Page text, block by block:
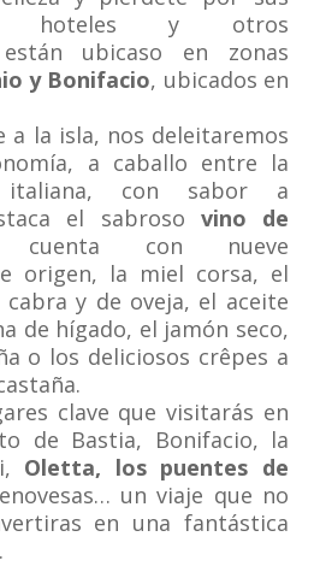
hoteles y otros
están ubicaso en zonas
y Bonifacio, ubicados en
a la isla, nos deleitaremos
a caballo entre la
con sabor a
el sabroso vino de
con nueve
origen, la miel corsa, el
y de oveja, el aceite
de hígado, el jamón seco,
o los deliciosos crêpes a
clave que visitarás en
de Bastia, Bonifacio, la
Oletta, los puentes de
un viaje que no
en una fantástica